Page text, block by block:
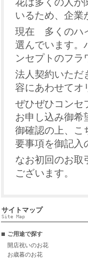
いるため、企業
現在 多くのハ
選んでいます
ンセプトのフラ
法人契約いただ
容にあわせてオ
ぜひぜひコンセ
お申し込み御
御確認の上、こ
要事項を御記入
なお初回のお
ございます。
サイトマップ
Site Map
ご用途で探す
開店祝いのお花
お歳暮のお花